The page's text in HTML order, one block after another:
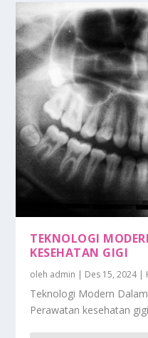
TEKNOLOGI
KESEHATAN GIGI
oleh admin | Des 15, 2024|
Teknologi Modern
Perawatan kesehatan